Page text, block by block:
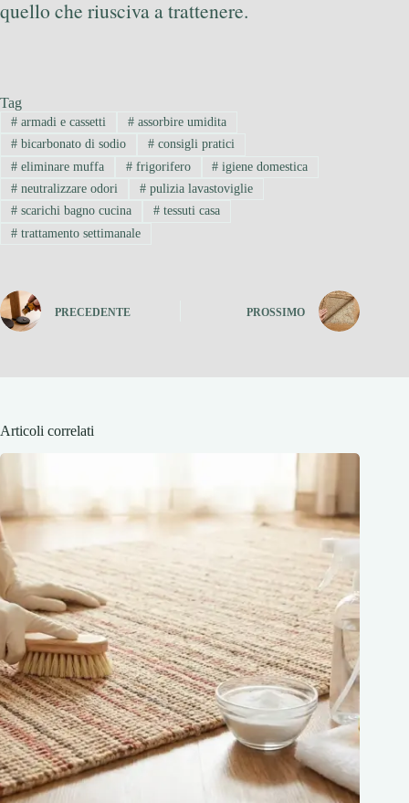
quello che riusciva a trattenere.
Tag
#armadi e cassetti #assorbire umidita
#bicarbonato di sodio #consigli pratici
#eliminare muffa #frigorifero # igiene domestica
#neutralizzare odori #pulizia lavastoviglie
#scarichi bagno cucina #tessuti casa
#trattamento settimanale
PRECEDENTE PROSSIMO
Articoli correlati